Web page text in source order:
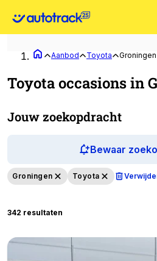
Aanbod Toyota Groningen
Toyota occasions in
Jouw zoekopdracht
Bewaar
Groningen Toyota
342 resultaten